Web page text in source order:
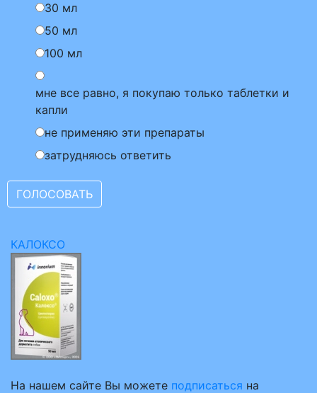
30 мл
50 мл
100 мл
мне все равно, я покупаю только таблетки и
капли
не применяю эти препараты
затрудняюсь ответить
КАЛОКСО
На нашем сайте Вы можете подписаться на